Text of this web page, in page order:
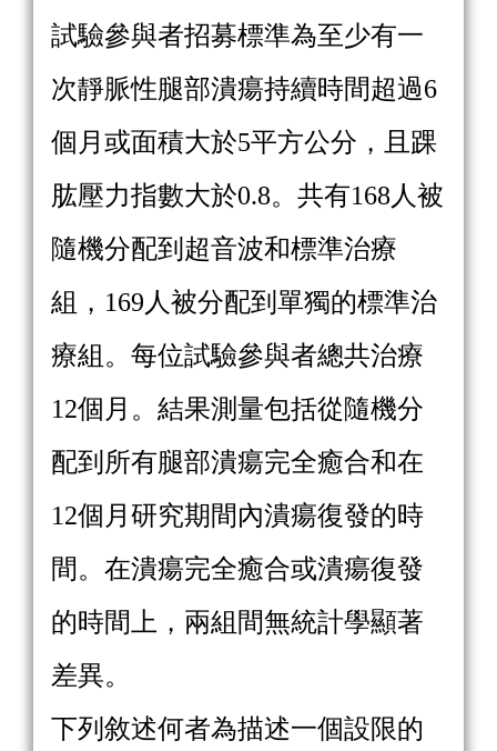
試驗參與者招募標準為至少有一
次靜脈性腿部潰瘍持續時間超過6
個月或面積大於5平方公分，且踝
肱壓力指數大於0.8。共有168人被
隨機分配到超音波和標準治療
組，169人被分配到單獨的標準治
療組。每位試驗參與者總共治療
12個月。結果測量包括從隨機分
配到所有腿部潰瘍完全癒合和在
12個月研究期間內潰瘍復發的時
間。在潰瘍完全癒合或潰瘍復發
的時間上，兩組間無統計學顯著
差異。
下列敘述何者為描述一個設限的